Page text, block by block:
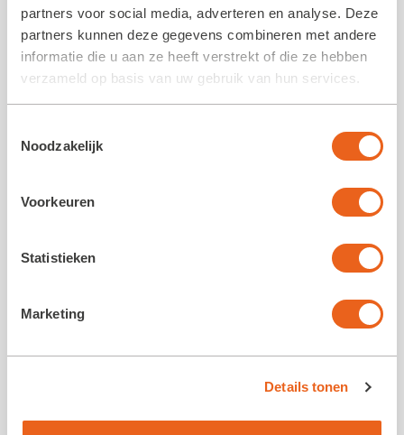
partners voor social media, adverteren en analyse. Deze
partners kunnen deze gegevens combineren met andere
informatie die u aan ze heeft verstrekt of die ze hebben
verzameld op basis van uw gebruik van hun services.
Noodzakelijk
Voorkeuren
Statistieken
Marketing
Details tonen
Volg ons op social media